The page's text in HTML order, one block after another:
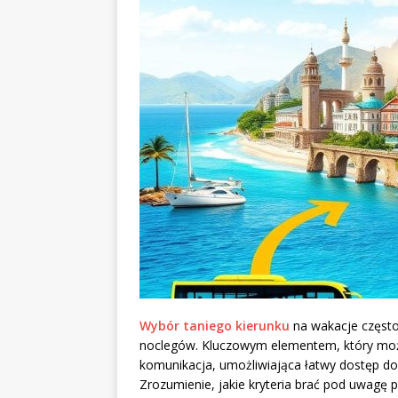
Wybór taniego kierunku na wakacje
noclegów. Kluczowym elementem, który
komunikacja, umożliwiająca łatwy dostęp
Zrozumienie, jakie kryteria brać pod uwagę